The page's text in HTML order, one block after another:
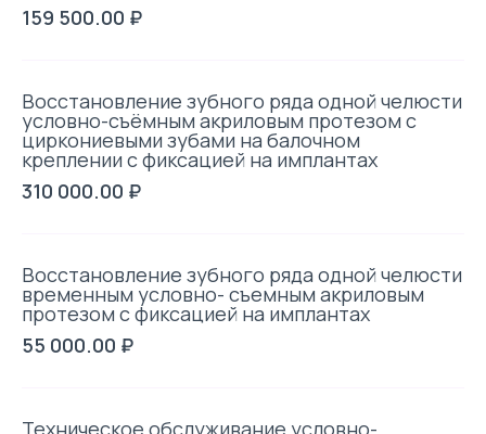
159 500.00 ₽
Восстановление зубного ряда одной челюсти
условно-съёмным акриловым протезом с
циркониевыми зубами на балочном
креплении с фиксацией на имплантах
310 000.00 ₽
Восстановление зубного ряда одной челюсти
временным условно- съемным акриловым
протезом с фиксацией на имплантах
55 000.00 ₽
Техническое обслуживание условно-